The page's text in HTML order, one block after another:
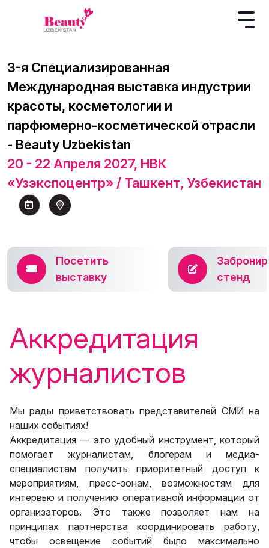
3-я Специализированная
Международная выставка индустрии
красоты, косметологии и
парфюмерно-косметической отрасли
- Beauty Uzbekistan
20 - 22 Апреля 2027, НВК
«Узэкспоцентр» / Ташкент, Узбекистан
Посетить
выставку
стенд
Аккредитация
журналистов
Мы рады приветствовать представителей СМИ на
наших событиях!
Аккредитация — это удобный инструмент, который
помогает журналистам, блогерам и медиа-
специалистам получить приоритетный доступ к
мероприятиям, пресс-зонам, возможностям для
интервью и получению оперативной информации от
организаторов. Это также позволяет нам на
принципах партнерства координировать работу,
чтобы освещение событий было максимально